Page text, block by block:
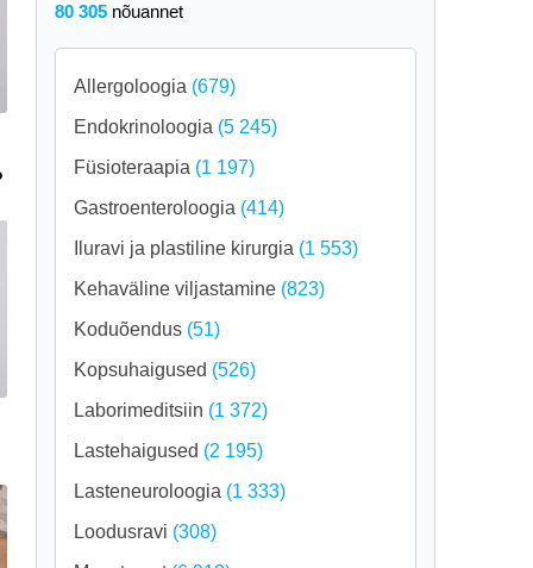
80 305 nõuannet
Allergoloogia (679)
Endokrinoloogia (5 245)
Füsioteraapia (1 197)
Gastroenteroloogia (414)
Iluravi ja plastiline kirurgia (1 553)
Kehaväline viljastamine (823)
Koduõendus (51)
Kopsuhaigused (526)
Laborimeditsiin (1 372)
Lastehaigused (2 195)
Lasteneuroloogia (1 333)
Loodusravi (308)